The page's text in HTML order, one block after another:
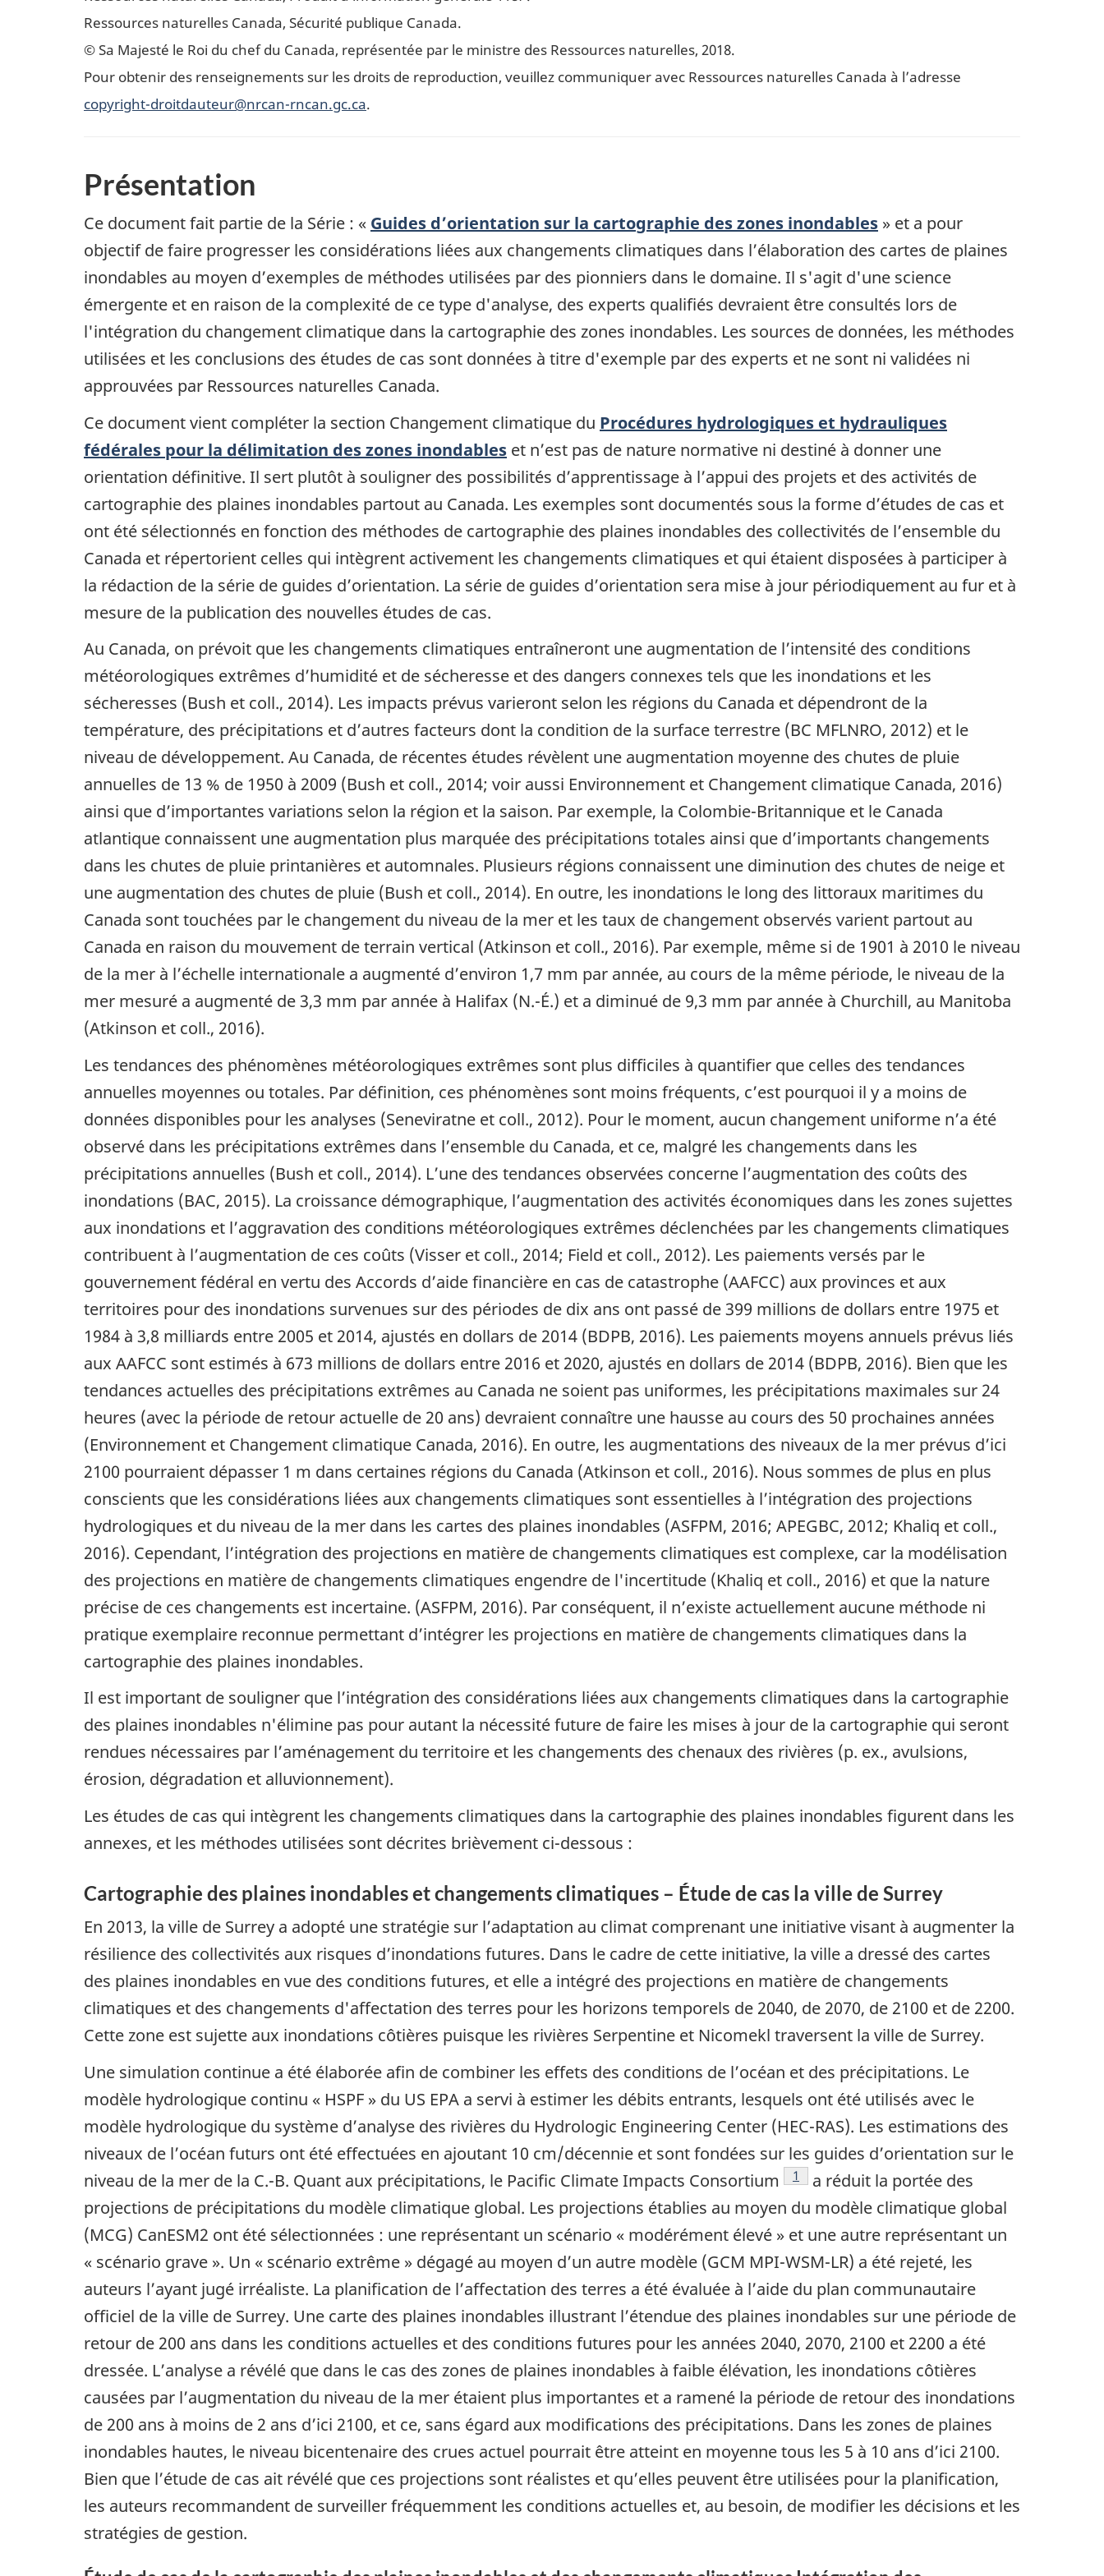
Ressources naturelles Canada, Sécurité publique Canada.
© Sa Majesté le Roi du chef du Canada, représentée par le ministre des Ressources naturelles, 2018.
Pour obtenir des renseignements sur les droits de reproduction, veuillez communiquer avec Ressources naturelles Canada à l’adresse
copyright-droitdauteur@nrcan-rncan.gc.ca.
Présentation
Ce document fait partie de la Série : « Guides d’orientation sur la cartographie des zones inondables » et a pour
objectif de faire progresser les considérations liées aux changements climatiques dans l’élaboration des cartes de plaines
inondables au moyen d’exemples de méthodes utilisées par des pionniers dans le domaine. Il s'agit d'une science
émergente et en raison de la complexité de ce type d'analyse, des experts qualifiés devraient être consultés lors de
l'intégration du changement climatique dans la cartographie des zones inondables. Les sources de données, les méthodes
utilisées et les conclusions des études de cas sont données à titre d'exemple par des experts et ne sont ni validées ni
approuvées par Ressources naturelles Canada.
Ce document vient compléter la section Changement climatique du Procédures hydrologiques et hydrauliques
fédérales pour la délimitation des zones inondables et n’est pas de nature normative ni destiné à donner une
orientation définitive. Il sert plutôt à souligner des possibilités d’apprentissage à l’appui des projets et des activités de
cartographie des plaines inondables partout au Canada. Les exemples sont documentés sous la forme d’études de cas et
ont été sélectionnés en fonction des méthodes de cartographie des plaines inondables des collectivités de l’ensemble du
Canada et répertorient celles qui intègrent activement les changements climatiques et qui étaient disposées à participer à
la rédaction de la série de guides d’orientation. La série de guides d’orientation sera mise à jour périodiquement au fur et à
mesure de la publication des nouvelles études de cas.
Au Canada, on prévoit que les changements climatiques entraîneront une augmentation de l’intensité des conditions
météorologiques extrêmes d’humidité et de sécheresse et des dangers connexes tels que les inondations et les
sécheresses (Bush et coll., 2014). Les impacts prévus varieront selon les régions du Canada et dépendront de la
température, des précipitations et d’autres facteurs dont la condition de la surface terrestre (BC MFLNRO, 2012) et le
niveau de développement. Au Canada, de récentes études révèlent une augmentation moyenne des chutes de pluie
annuelles de 13 % de 1950 à 2009 (Bush et coll., 2014; voir aussi Environnement et Changement climatique Canada, 2016)
ainsi que d’importantes variations selon la région et la saison. Par exemple, la Colombie-Britannique et le Canada
atlantique connaissent une augmentation plus marquée des précipitations totales ainsi que d’importants changements
dans les chutes de pluie printanières et automnales. Plusieurs régions connaissent une diminution des chutes de neige et
une augmentation des chutes de pluie (Bush et coll., 2014). En outre, les inondations le long des littoraux maritimes du
Canada sont touchées par le changement du niveau de la mer et les taux de changement observés varient partout au
Canada en raison du mouvement de terrain vertical (Atkinson et coll., 2016). Par exemple, même si de 1901 à 2010 le niveau
de la mer à l’échelle internationale a augmenté d’environ 1,7 mm par année, au cours de la même période, le niveau de la
mer mesuré a augmenté de 3,3 mm par année à Halifax (N.-É.) et a diminué de 9,3 mm par année à Churchill, au Manitoba
(Atkinson et coll., 2016).
Les tendances des phénomènes météorologiques extrêmes sont plus difficiles à quantifier que celles des tendances
annuelles moyennes ou totales. Par définition, ces phénomènes sont moins fréquents, c’est pourquoi il y a moins de
données disponibles pour les analyses (Seneviratne et coll., 2012). Pour le moment, aucun changement uniforme n’a été
observé dans les précipitations extrêmes dans l’ensemble du Canada, et ce, malgré les changements dans les
précipitations annuelles (Bush et coll., 2014). L’une des tendances observées concerne l’augmentation des coûts des
inondations (BAC, 2015). La croissance démographique, l’augmentation des activités économiques dans les zones sujettes
aux inondations et l’aggravation des conditions météorologiques extrêmes déclenchées par les changements climatiques
contribuent à l’augmentation de ces coûts (Visser et coll., 2014; Field et coll., 2012). Les paiements versés par le
gouvernement fédéral en vertu des Accords d’aide financière en cas de catastrophe (AAFCC) aux provinces et aux
territoires pour des inondations survenues sur des périodes de dix ans ont passé de 399 millions de dollars entre 1975 et
1984 à 3,8 milliards entre 2005 et 2014, ajustés en dollars de 2014 (BDPB, 2016). Les paiements moyens annuels prévus liés
aux AAFCC sont estimés à 673 millions de dollars entre 2016 et 2020, ajustés en dollars de 2014 (BDPB, 2016). Bien que les
tendances actuelles des précipitations extrêmes au Canada ne soient pas uniformes, les précipitations maximales sur 24
heures (avec la période de retour actuelle de 20 ans) devraient connaître une hausse au cours des 50 prochaines années
(Environnement et Changement climatique Canada, 2016). En outre, les augmentations des niveaux de la mer prévus d’ici
2100 pourraient dépasser 1 m dans certaines régions du Canada (Atkinson et coll., 2016). Nous sommes de plus en plus
conscients que les considérations liées aux changements climatiques sont essentielles à l’intégration des projections
hydrologiques et du niveau de la mer dans les cartes des plaines inondables (ASFPM, 2016; APEGBC, 2012; Khaliq et coll.,
2016). Cependant, l’intégration des projections en matière de changements climatiques est complexe, car la modélisation
des projections en matière de changements climatiques engendre de l'incertitude (Khaliq et coll., 2016) et que la nature
précise de ces changements est incertaine. (ASFPM, 2016). Par conséquent, il n’existe actuellement aucune méthode ni
pratique exemplaire reconnue permettant d’intégrer les projections en matière de changements climatiques dans la
cartographie des plaines inondables.
Il est important de souligner que l’intégration des considérations liées aux changements climatiques dans la cartographie
des plaines inondables n'élimine pas pour autant la nécessité future de faire les mises à jour de la cartographie qui seront
rendues nécessaires par l’aménagement du territoire et les changements des chenaux des rivières (p. ex., avulsions,
érosion, dégradation et alluvionnement).
Les études de cas qui intègrent les changements climatiques dans la cartographie des plaines inondables figurent dans les
annexes, et les méthodes utilisées sont décrites brièvement ci-dessous :
Cartographie des plaines inondables et changements climatiques – Étude de cas la ville de Surrey
En 2013, la ville de Surrey a adopté une stratégie sur l’adaptation au climat comprenant une initiative visant à augmenter la
résilience des collectivités aux risques d’inondations futures. Dans le cadre de cette initiative, la ville a dressé des cartes
des plaines inondables en vue des conditions futures, et elle a intégré des projections en matière de changements
climatiques et des changements d'affectation des terres pour les horizons temporels de 2040, de 2070, de 2100 et de 2200.
Cette zone est sujette aux inondations côtières puisque les rivières Serpentine et Nicomekl traversent la ville de Surrey.
Une simulation continue a été élaborée afin de combiner les effets des conditions de l’océan et des précipitations. Le
modèle hydrologique continu « HSPF » du US EPA a servi à estimer les débits entrants, lesquels ont été utilisés avec le
modèle hydrologique du système d’analyse des rivières du Hydrologic Engineering Center (HEC-RAS). Les estimations des
niveaux de l’océan futurs ont été effectuées en ajoutant 10 cm/décennie et sont fondées sur les guides d’orientation sur le
niveau de la mer de la C.-B. Quant aux précipitations, le Pacific Climate Impacts Consortium
Note de bas de page
1
a réduit la portée des
projections de précipitations du modèle climatique global. Les projections établies au moyen du modèle climatique global
(MCG) CanESM2 ont été sélectionnées : une représentant un scénario « modérément élevé » et une autre représentant un
« scénario grave ». Un « scénario extrême » dégagé au moyen d’un autre modèle (GCM MPI-WSM-LR) a été rejeté, les
auteurs l’ayant jugé irréaliste. La planification de l’affectation des terres a été évaluée à l’aide du plan communautaire
officiel de la ville de Surrey. Une carte des plaines inondables illustrant l’étendue des plaines inondables sur une période de
retour de 200 ans dans les conditions actuelles et des conditions futures pour les années 2040, 2070, 2100 et 2200 a été
dressée. L’analyse a révélé que dans le cas des zones de plaines inondables à faible élévation, les inondations côtières
causées par l’augmentation du niveau de la mer étaient plus importantes et a ramené la période de retour des inondations
de 200 ans à moins de 2 ans d’ici 2100, et ce, sans égard aux modifications des précipitations. Dans les zones de plaines
inondables hautes, le niveau bicentenaire des crues actuel pourrait être atteint en moyenne tous les 5 à 10 ans d’ici 2100.
Bien que l’étude de cas ait révélé que ces projections sont réalistes et qu’elles peuvent être utilisées pour la planification,
les auteurs recommandent de surveiller fréquemment les conditions actuelles et, au besoin, de modifier les décisions et les
stratégies de gestion.